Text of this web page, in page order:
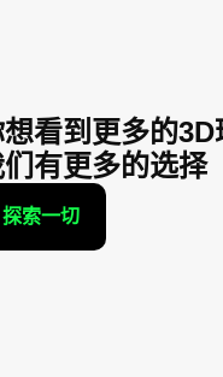
看到更多的3D
有更多的选择
探索一切